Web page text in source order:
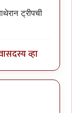
ट्रीपची
सदस्य व्हा